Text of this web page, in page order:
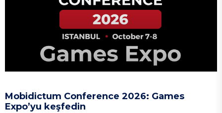
Mobidictum Conference 2026: Games
Expo’yu keşfedin